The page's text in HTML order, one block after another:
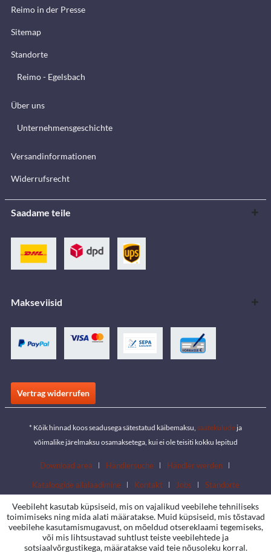
Reimo in der Presse
Sitemap
Standorte
Reimo - Egelsbach
Über uns
Unternehmensgeschichte
Versandinformationen
Widerrufsrecht
Saadame teile
Makseviisid
Vertrag widerrufen
* Kõik hinnad koos seadusega sätestatud käibemaksu, saatekulude ja
võimalike järelmaksu osamaksetega, kui ei ole teisiti kokku lepitud
Download area Händlersuche
Händler werden
Kataloogide allalaadimine
Kontakt Jobs Standorte
Veebileht kasutab küpsiseid, mis on vajalikud veebilehe tehniliseks
toimimiseks ning mida alati määratakse. Muid küpsiseid, mis tõstavad
veebilehe kasutamismugavust, on mõeldud otsereklaami tegemiseks,
või mis lihtsustavad suhtlust teiste veebilehtede ja
sotsiaalvõrgustikega, määratakse vaid teie nõusoleku korral.